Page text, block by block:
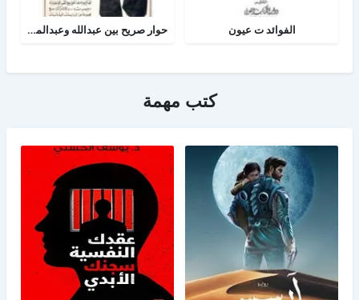
الفوائد ت عيون حوار صريح بين عبدالله وعبدالمسيح
كتب مهمة